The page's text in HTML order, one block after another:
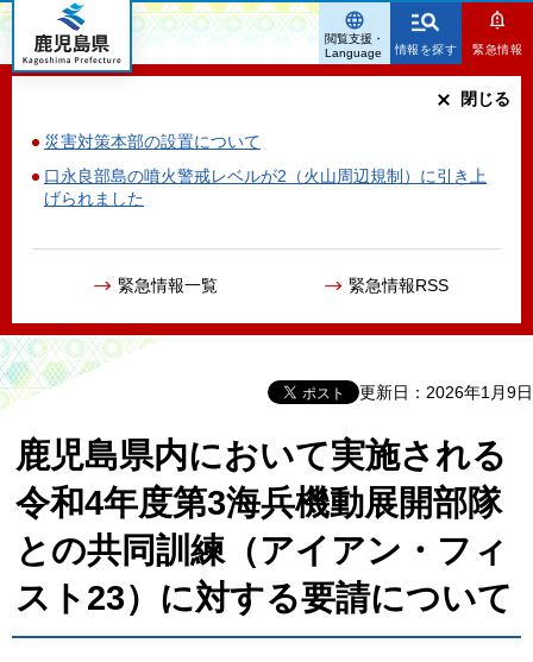
鹿児島県
情報を探す 緊急情報
災害対策本部の設置について
口永良部島の噴火警戒レベルが2（火山周辺規制）に引き上
げられました
緊急情報一覧 緊急情報RSS
閉じる
閲覧支援・
Language
更新日：2026年1月9日
鹿児島県内において実施される
令和4年度第3海兵機動展開部隊
との共同訓練（アイアン・フィ
スト23）に対する要請について